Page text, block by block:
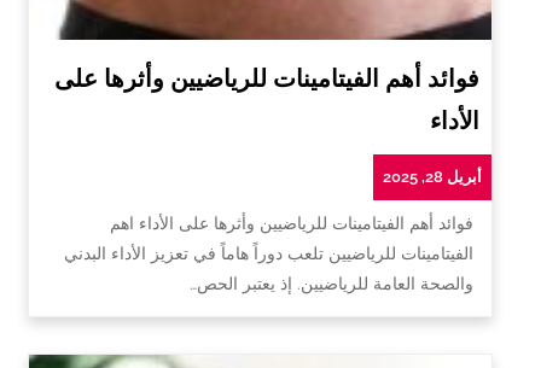
فوائد أهم الفيتامينات للرياضيين وأثرها على
الأداء
أبريل 28, 2025
فوائد أهم الفيتامينات للرياضيين وأثرها على الأداء اهم
الفيتامينات للرياضيين تلعب دوراً هاماً في تعزيز الأداء البدني
والصحة العامة للرياضيين. إذ يعتبر الحص…